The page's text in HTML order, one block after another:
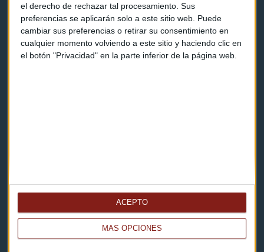
el derecho de rechazar tal procesamiento. Sus
preferencias se aplicarán solo a este sitio web. Puede
cambiar sus preferencias o retirar su consentimiento en
cualquier momento volviendo a este sitio y haciendo clic en
el botón "Privacidad" en la parte inferior de la página web.
MÁS OPCIONES
ACEPTO
Contacto
Cómo escucharnos
Política de privacidad